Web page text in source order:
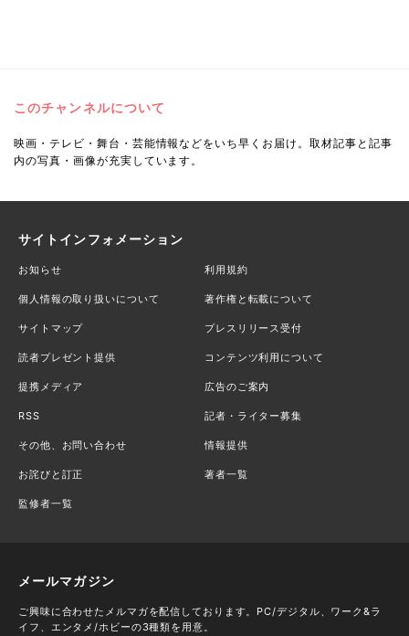
このチャンネルについて
映画・テレビ・舞台・芸能情報などをいち早くお届け。取材記事と記事
内の写真・画像が充実しています。
サイトインフォメーション
お知らせ 利用規約
個人情報の取り扱いについて 著作権と転載について
サイトマップ プレスリリース受付
読者プレゼント提供 コンテンツ利用について
提携メディア 広告のご案内
RSS 記者・ライター募集
その他、お問い合わせ 情報提供
お詫びと訂正 著者一覧
監修者一覧
メールマガジン
ご興味に合わせたメルマガを配信しております。PC/デジタル、ワーク&ラ
イフ、エンタメ/ホビーの3種類を用意。